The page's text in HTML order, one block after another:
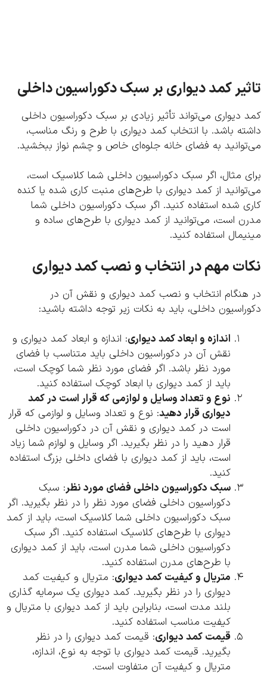
کمد دیواری بر سبک دکوراسیون داخلی
دیواری می‌تواند تأثیر زیادی بر سبک دکوراسیون داخلی
باشد. با انتخاب کمد دیواری با طرح و رنگ مناسب،
به فضای خانه جلوه‌ای خاص و چشم نواز ببخشید.
مثال، اگر سبک دکوراسیون داخلی شما کلاسیک است،
از کمد دیواری با طرح‌های منبت کاری شده یا کنده
شده استفاده کنید. اگر سبک دکوراسیون داخلی شما
است، می‌توانید از کمد دیواری با طرح‌های ساده و
استفاده کنید.
مهم در انتخاب و نصب کمد دیواری
انتخاب و نصب کمد دیواری و نقش آن در
داخلی، باید به نکات زیر توجه داشته باشید:
اندازه و ابعاد کمد دیواری: اندازه و ابعاد کمد دیواری و
نقش آن در دکوراسیون داخلی باید متناسب با فضای
مورد نظر باشد. اگر فضای مورد نظر شما کوچک است،
باید از کمد دیواری با ابعاد کوچک استفاده کنید.
نوع و تعداد وسایل و لوازمی که قرار است در کمد
دیواری قرار دهید: نوع و تعداد وسایل و لوازمی که قرار
است در کمد دیواری و نقش آن در دکوراسیون داخلی
قرار دهید را در نظر بگیرید. اگر وسایل و لوازم شما زیاد
است، باید از کمد دیواری با فضای داخلی بزرگ استفاده
کنید.
سبک دکوراسیون داخلی فضای مورد نظر: سبک
دکوراسیون داخلی فضای مورد نظر را در نظر بگیرید. اگر
سبک دکوراسیون داخلی شما کلاسیک است، باید از کمد
دیواری با طرح‌های کلاسیک استفاده کنید. اگر سبک
دکوراسیون داخلی شما مدرن است، باید از کمد دیواری
با طرح‌های مدرن استفاده کنید.
متریال و کیفیت کمد دیواری: متریال و کیفیت کمد
دیواری را در نظر بگیرید. کمد دیواری یک سرمایه گذاری
بلند مدت است، بنابراین باید از کمد دیواری با متریال و
کیفیت مناسب استفاده کنید.
قیمت کمد دیواری: قیمت کمد دیواری را در نظر
بگیرید. قیمت کمد دیواری با توجه به نوع، اندازه،
متریال و کیفیت آن متفاوت است.